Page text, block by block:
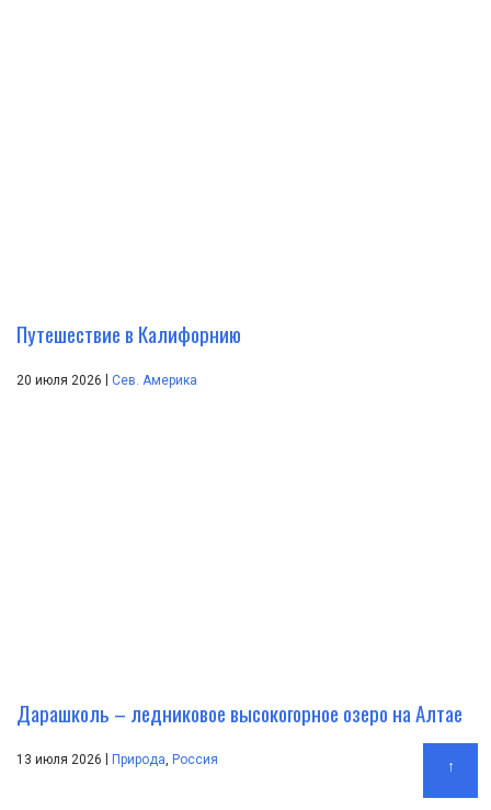
Путешествие в Калифорнию
20 июля 2026 Сев. Америка
Дарашколь – ледниковое высокогорное озеро на Алтае
13 июля 2026 Природа, Россия ↑